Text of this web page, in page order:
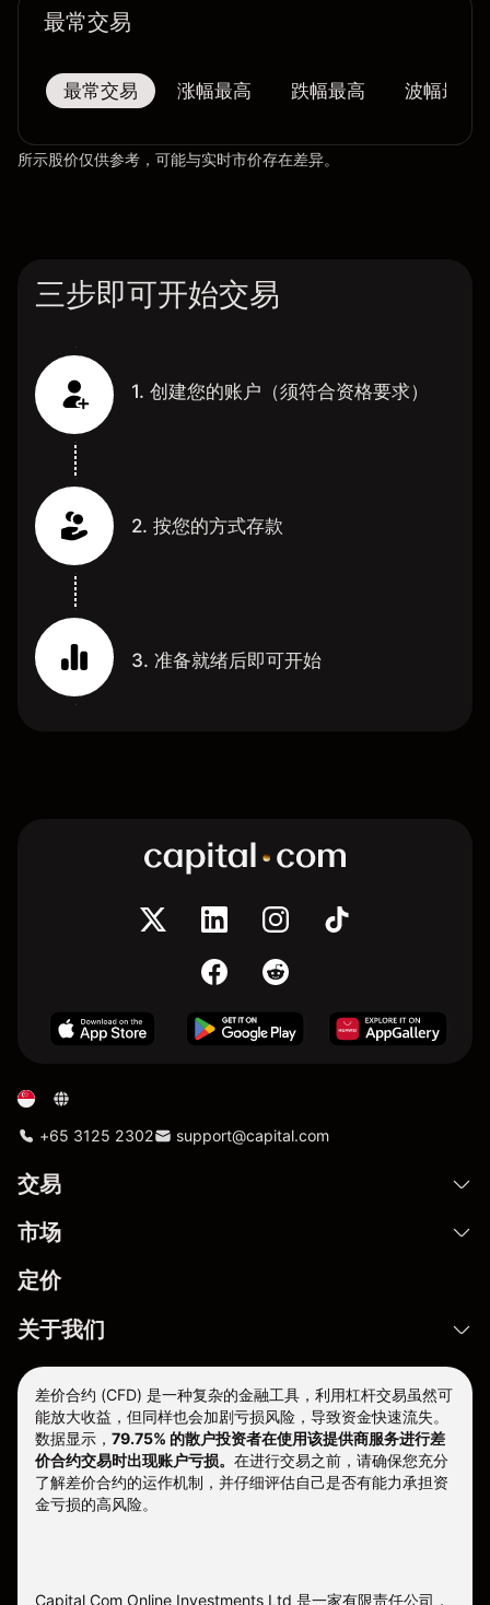
最常交易
最常交易 涨幅最高 跌幅最高 波幅最大
所示股价仅供参考，可能与实时市价存在差异。
三步即可开始交易
1. 创建您的账户（须符合资格要求）
2. 按您的方式存款
3. 准备就绪后即可开始
+65 3125 2302 support@capital.com
交易
市场
定价
关于我们
差价合约 (CFD) 是一种复杂的金融工具，利用杠杆交易虽然可
能放大收益，但同样也会加剧亏损风险，导致资金快速流失。
数据显示， 79.75% 的散户投资者在使用该提供商服务进行差
价合约交易时出现账户亏损。 在进行交易之前，请确保您充分
了解差价合约的运作机制，并仔细评估自己是否有能力承担资
金亏损的高风险。
Capital Com Online Investments Ltd 是一家有限责任公司，